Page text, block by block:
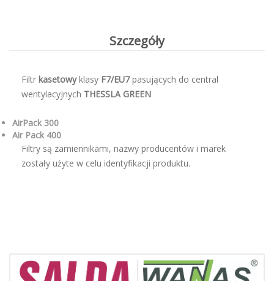
Szczegóły
Filtr kasetowyklasy F7/EU7pasujących do central
wentylacyjnych THESSLA GREEN
AirPack 300
Air Pack 400
Filtry są zamiennikami, nazwy producentów i marek
zostały użyte w celu identyfikacji produktu.